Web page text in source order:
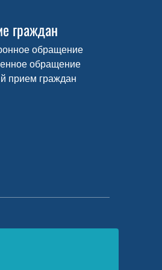
граждан
обращение
обращение
прием граждан